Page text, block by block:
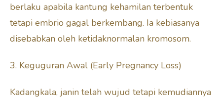
berlaku apabila kantung kehamilan terbentuk
tetapi embrio gagal berkembang. Ia kebiasanya
disebabkan oleh ketidaknormalan kromosom.
3. Keguguran Awal (Early Pregnancy Loss)
Kadangkala, janin telah wujud tetapi kemudiannya